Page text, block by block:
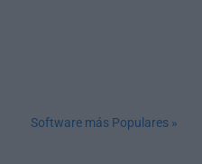
Software más Populares »